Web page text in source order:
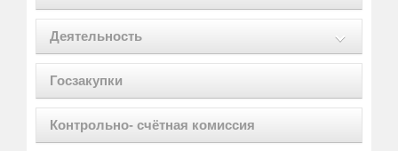
Деятельность
Госзакупки
Контрольно- счётная комиссия